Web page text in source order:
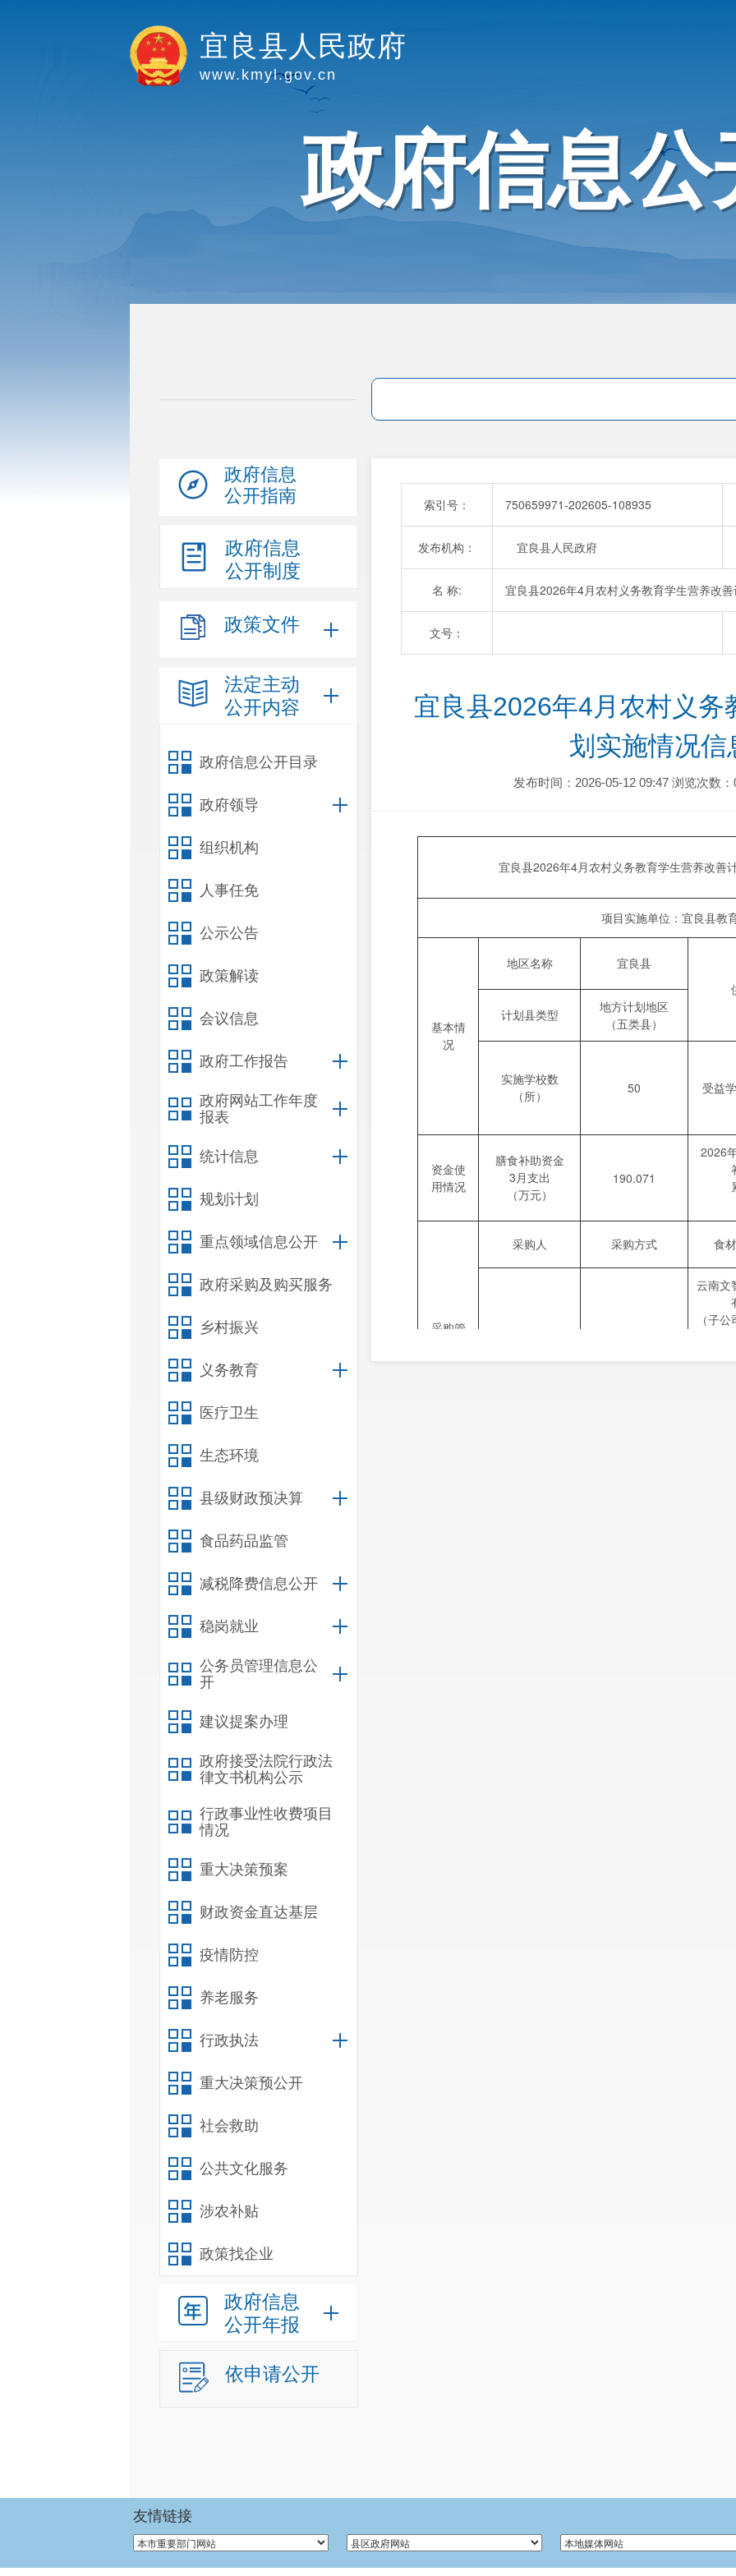
宜良县人民政府
www.kmyl.gov.cn
政府信息公
政府信息
公开指南
政府信息
公开制度
政策文件
法定主动
公开内容
政府信息公开目录
政府领导
组织机构
人事任免
公示公告
政策解读
会议信息
政府工作报告
政府网站工作年度
报表
统计信息
规划计划
重点领域信息公开
政府采购及购买服务
乡村振兴
义务教育
医疗卫生
生态环境
县级财政预决算
食品药品监管
减税降费信息公开
稳岗就业
公务员管理信息公
开
建议提案办理
政府接受法院行政法
律文书机构公示
行政事业性收费项目
情况
重大决策预案
财政资金直达基层
疫情防控
养老服务
行政执法
重大决策预公开
社会救助
公共文化服务
涉农补贴
政策找企业
政府信息
公开年报
依申请公开
索引号： 750659971-202605-108935
发布机构： 宜良县人民政府
名 称: 宜良县2026年4月农村义务教育学生营养改
文号：
宜良县2026年4月农村义务
划实施情况信
发布时间：2026-05-12 09:47 浏览次数：
宜良县2026年4月农村义务教育学生营养改善
项目实施单位：宜良县教
基本情
况
地区名称
宜良县
计划县类型
地方计划地区
（五类县）
实施学校数
（所）
50 受益
资金使
用情况
膳食补助资金
3月支出
（万元）
190.071
2026
采购管
采购人 采购方式 食
云南文
（子
友情链接